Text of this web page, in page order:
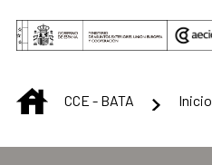
Skip to Main Content
INICIOCCE - BATA Inicio